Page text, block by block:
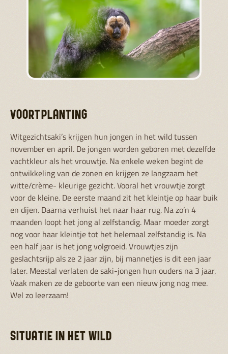
VOORTPLANTING
Witgezichtsaki’s krijgen hun jongen in het wild tussen
november en april. De jongen worden geboren met dezelfde
vachtkleur als het vrouwtje. Na enkele weken begint de
ontwikkeling van de zonen en krijgen ze langzaam het
witte/crème- kleurige gezicht. Vooral het vrouwtje zorgt
voor de kleine. De eerste maand zit het kleintje op haar buik
en dijen. Daarna verhuist het naar haar rug. Na zo’n 4
maanden loopt het jong al zelfstandig. Maar moeder zorgt
nog voor haar kleintje tot het helemaal zelfstandig is. Na
een half jaar is het jong volgroeid. Vrouwtjes zijn
geslachtsrijp als ze 2 jaar zijn, bij mannetjes is dit een jaar
later. Meestal verlaten de saki-jongen hun ouders na 3 jaar.
Vaak maken ze de geboorte van een nieuw jong nog mee.
Wel zo leerzaam!
SITUATIE IN HET WILD